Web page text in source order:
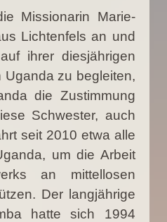
Missionarin Marie-
Lichtenfels an und
ihrer diesjährigen
Uganda zu begleiten,
die Zustimmung
Schwester, auch
seit 2010 etwa alle
um die Arbeit
an mittellosen
Der langjährige
hatte sich 1994